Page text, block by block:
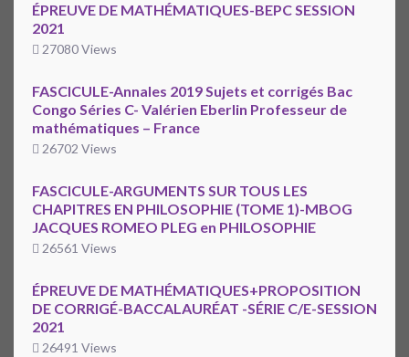
ÉPREUVE DE MATHÉMATIQUES-BEPC SESSION
2021
27080 Views
FASCICULE-Annales 2019 Sujets et corrigés Bac
Congo Séries C- Valérien Eberlin Professeur de
mathématiques – France
26702 Views
FASCICULE-ARGUMENTS SUR TOUS LES
CHAPITRES EN PHILOSOPHIE (TOME 1)-MBOG
JACQUES ROMEO PLEG en PHILOSOPHIE
26561 Views
ÉPREUVE DE MATHÉMATIQUES+PROPOSITION
DE CORRIGÉ-BACCALAURÉAT -SÉRIE C/E-SESSION
2021
26491 Views